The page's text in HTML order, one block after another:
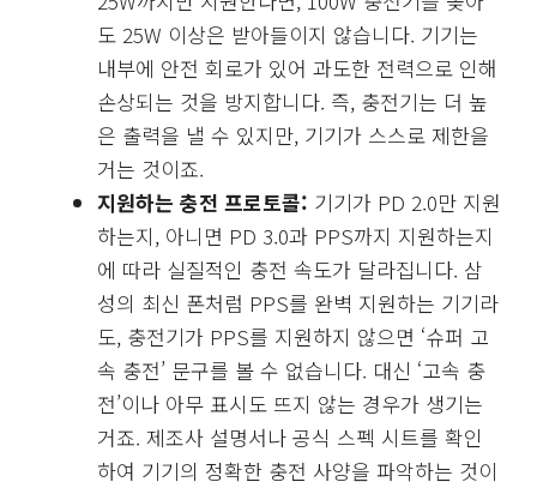
도 25W 이상은 받아들이지 않습니다. 기기는
내부에 안전 회로가 있어 과도한 전력으로 인해
손상되는 것을 방지합니다. 즉, 충전기는 더 높
은 출력을 낼 수 있지만, 기기가 스스로 제한을
거는 것이죠.
지원하는 충전 프로토콜: 기기가 PD 2.0만 지원
하는지, 아니면 PD 3.0과 PPS까지 지원하는지
에 따라 실질적인 충전 속도가 달라집니다. 삼
성의 최신 폰처럼 PPS를 완벽 지원하는 기기라
도, 충전기가 PPS를 지원하지 않으면 ‘슈퍼 고
속 충전’ 문구를 볼 수 없습니다. 대신 ‘고속 충
전’이나 아무 표시도 뜨지 않는 경우가 생기는
거죠. 제조사 설명서나 공식 스펙 시트를 확인
하여 기기의 정확한 충전 사양을 파악하는 것이